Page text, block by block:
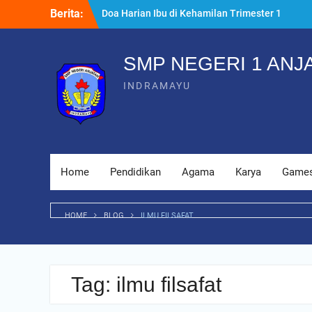
Berita:
Doa Harian Ibu di Kehamilan Trimester 1
yang Dianjurkan
Masjid Digital
7 Persiapan Melahirkan Sesuai Ajaran
Islam yang Wajib Tahu
SMP NEGERI 1
INDRAMAYU
Home Pendidikan Agama Karya
HOME BLOG ILMU FILSAFAT
Tag: ilmu filsafat